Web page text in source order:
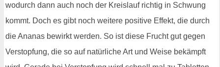
wodurch dann auch noch der Kreislauf richtig in Schwung
kommt. Doch es gibt noch weitere positive Effekt, die durch
die Ananas bewirkt werden. So ist diese Frucht gut gegen
Verstopfung, die so auf natürliche Art und Weise bekämpft